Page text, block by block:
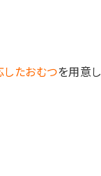
たおむつを用意し